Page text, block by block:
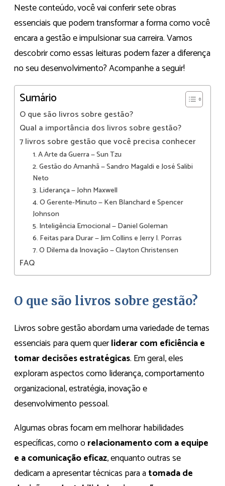
Neste conteúdo, você vai conferir sete obras
essenciais que podem transformar a forma como você
encara a gestão e impulsionar sua carreira. Vamos
descobrir como essas leituras podem fazer a diferença
no seu desenvolvimento? Acompanhe a seguir!
Sumário
O que são livros sobre gestão?
Qual a importância dos livros sobre gestão?
7 livros sobre gestão que você precisa conhecer
1. A Arte da Guerra — Sun Tzu
2. Gestão do Amanhã — Sandro Magaldi e José Salibi
Neto
3. Liderança — John Maxwell
4. O Gerente-Minuto — Ken Blanchard e Spencer
Johnson
5. Inteligência Emocional — Daniel Goleman
6. Feitas para Durar — Jim Collins e Jerry I. Porras
7. O Dilema da Inovação — Clayton Christensen
FAQ
O que são livros sobre gestão?
Livros sobre gestão abordam uma variedade de temas
essenciais para quem querliderar com eficiência e
tomar decisões estratégicas. Em geral, eles
exploram aspectos como liderança, comportamento
organizacional, estratégia, inovação e
desenvolvimento pessoal.
Algumas obras focam em melhorar habilidades
específicas, como orelacionamento com a equipe
e a comunicação eficaz, enquanto outras se
dedicam a apresentar técnicas para atomada de